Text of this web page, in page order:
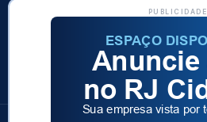
privacidade
PUBLICIDADE